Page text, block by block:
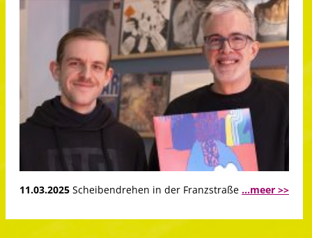
11.03.2025 Scheibendrehen in der Franzstraße ...meer >>